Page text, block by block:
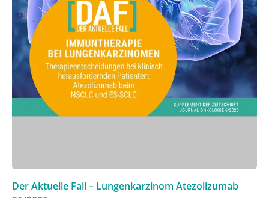
Der Aktuelle Fall – Lungenkarzinom Atezolizumab